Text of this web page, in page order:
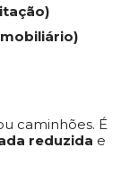
caminhões. É
reduzida e